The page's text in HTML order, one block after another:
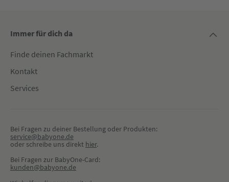
Immer für dich da
Finde deinen Fachmarkt
Kontakt
Services
Bei Fragen zu deiner Bestellung oder Produkten:
service@babyone.de
oder schreibe uns direkt hier.
Bei Fragen zur BabyOne-Card:
kunden@babyone.de